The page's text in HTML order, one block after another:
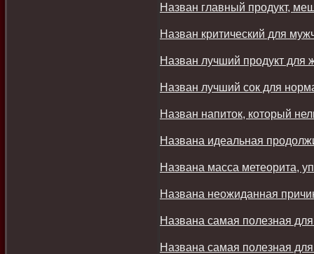
Назван главный продукт,
Назван критический для
Назван лучший продукт для
Назван лучший сок для
Назван напиток, который
Названа идеальная
Названа масса метеорита,
Названа неожиданная
Названа самая полезная
Названа самая полезная